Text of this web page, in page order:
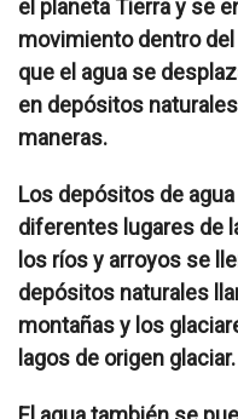
el planeta Tierra y se
movimiento dentro
que el agua se
en depósitos
maneras.
Los depósitos de
diferentes lugares de
los ríos y arroyos se
depósitos naturales
montañas y los
lagos de origen glaciar.